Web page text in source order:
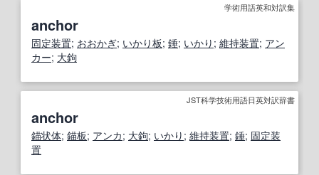
学術用語英和対訳集
anchor
固定装置; おおかぎ; いかり板; 錘; いかり ; 維持装置; アン
カー; 大鉤
JST科学技術用語日英対訳辞書
anchor
錨状体; 錨板; アンカ; 大鉤; いかり ; 維持装置; 錘; 固定装
置